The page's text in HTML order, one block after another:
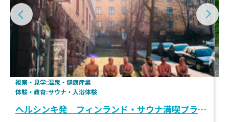
視察・見学:温泉・健康産業
体験・教育:サウナ・入浴体験
ヘルシンキ発 フィンランド・サウナ満喫プライベートツアー